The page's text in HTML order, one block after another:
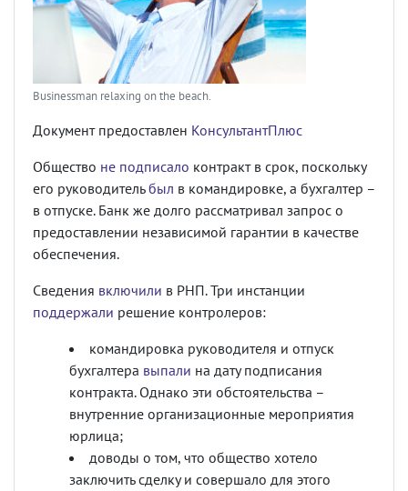
Businessman relaxing on the beach.
Документ предоставлен КонсультантПлюс
Общество не подписало контракт в срок, поскольку
его руководительбыл в командировке, а бухгалтер –
в отпуске. Банк же долго рассматривал запрос о
предоставлении независимой гарантии в качестве
обеспечения.
Сведения включили в РНП. Три инстанции
поддержали решение контролеров:
командировка руководителя и отпуск
бухгалтера выпали на дату подписания
контракта. Однако эти обстоятельства –
внутренние организационные мероприятия
юрлица;
доводы о том, что общество хотело
заключить сделку и совершало для этого